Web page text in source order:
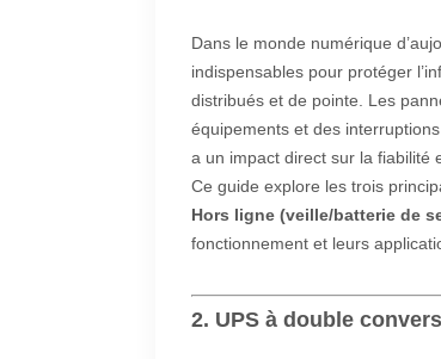
Dans le monde numérique
indispensables pour protéger
distribués et de pointe. Les
équipements et des
a un impact direct sur la fiabilité
Ce guide explore les trois
Hors ligne (veille/batterie de
fonctionnement et leurs
2. UPS à double